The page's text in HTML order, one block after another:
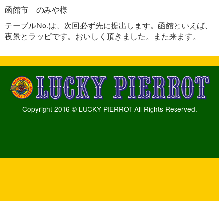
函館市 のみや様
テーブルNo.は、次回必ず先に提出します。函館といえば、
夜景とラッピです。おいしく頂きました。また来ます。
Copyright 2016 © LUCKY PIERROT All Rights Reserved.